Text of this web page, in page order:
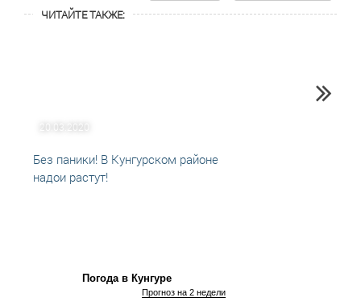
ЧИТАЙТЕ ТАКЖЕ:
20.03.2020
Без паники! В Кунгурском районе
надои растут!
Погода в Кунгуре
Прогноз на 2 недели